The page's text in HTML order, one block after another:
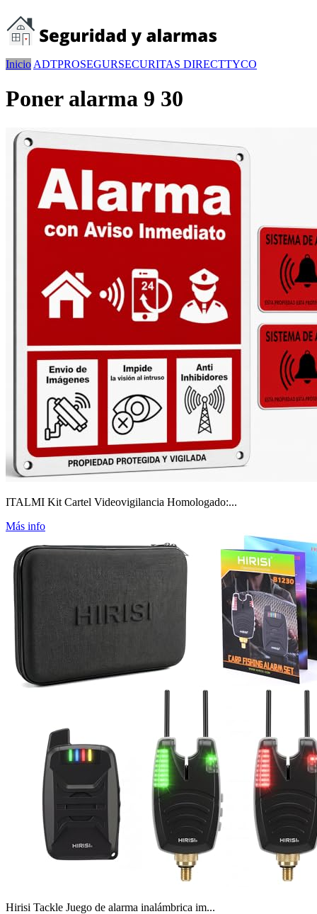
Inicio ADTPROSEGURSECURITAS DIRECTTYCO
Poner alarma 9 30
ITALMI Kit Cartel Videovigilancia Homologado:...
Más info
Hirisi Tackle Juego de alarma inalámbrica im...